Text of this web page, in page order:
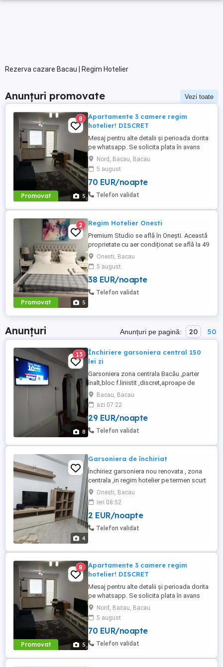
Rezerva cazare Bacau | Regim Hotelier
Anunțuri promovate Vezi toate
Promovat 5
8
Apartamente 3 camere regim
hotelier! DISCRET
Mesaj pentru alte detalii și perioada dorita
pe whatsapp. Se solicita plata în avans
pentru o zi de cazare pentru rezervare.
Pentru minim 3 zile pretul este 350 zi
Inchiriez apartamene 3 camere in regim
hotelier in cartierul rezidential Bacovia,
apartamentul este nou, din 2018, cu loc de
Nord, Bacau, Bacau
5 august
70 EUR/noapte
Telefon validat
Promovat 5
2 Regim Hotelier Onesti
Premium Studio se află în Onești. Această
proprietate cu aer condiționat se află la 49
km de Bacău Train Station. Se oferă la
locație WiFi gratuit și parcare privată.
Acest apartament pune la dispoziție 1
dormitor, un televizor cu ecran plat și o
bucătărie. Aeroportul Internațional Bacău
Onesti, Bacau
5 august
38 EUR/noapte
Telefon validat
Anunțuri Anunțuri pe pagină: 20 50
8
13
Închiriere garsoniera central 150
lei zi
Garsoniera zona centrala Bacău ,parter
înalt,bloc f.linistit ,discret,aproape de
Luceafărul,RMB,Tribunal ,clinica Spinal
Care...,150 lei zi .Maxim doua
persoane,exclus escortelor , Tel.
Bacau, Bacau
azi 07:22
29 EUR/noapte
Telefon validat
4
Garsoniera de închiriat
Închiriez garsoniera nou renovata , zona
centrala ,in regim hotelier pe termen scurt
,mai multe detalii la telefon
Onesti, Bacau
ieri 08:52
2 EUR/noapte
Telefon validat
Promovat 5
8
Apartamente 3 camere regim
hotelier! DISCRET
Mesaj pentru alte detalii și perioada dorita
pe whatsapp. Se solicita plata în avans
pentru o zi de cazare pentru rezervare.
Pentru minim 3 zile pretul este 350 zi
Inchiriez apartamene 3 camere in regim
hotelier in cartierul rezidential Bacovia,
apartamentul este nou, din 2018, cu loc de
Nord, Bacau, Bacau
5 august
70 EUR/noapte
Telefon validat